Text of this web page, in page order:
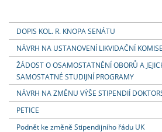
DOPIS KOL. R. KNOPA SENÁTU
NÁVRH NA USTANOVENÍ LIKVIDAČNÍ
ŽÁDOST O OSAMOSTATNĚNÍ OBORŮ A
SAMOSTATNÉ STUDIJNÍ PROGRAMY
NÁVRH NA ZMĚNU VÝŠE STIPENDIÍ
PETICE
Podnět ke změně Stipendijního řádu UK